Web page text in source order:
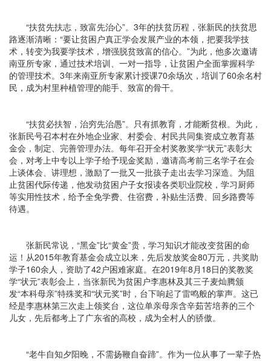
“扶贫先扶志，致富先治心”。3年的扶贫历程，张新民的扶贫思
路逐渐清晰：“要让贫困户真正学会发展产业的本领，把要我学技
术，转变为我要学技术，增强脱贫致富的信心。”为此，他多次邀请
南亚所专家，通过技术培训、一对一指导，让贫困户全面掌握科学
的管理技术。3年来南亚所专家累计授课70余场次，培训了60余名村
民，成为村里种植管理的能手、致富的骨干。
“扶贫必扶智，治穷先治愚”。只有抓教育，才能断贫根。为此，
张新民号召本村在外地企业家、村委会、村民共同集资成立教育基
金会，制定、完善管理办法。每年召开全村奖教奖学“状元”表彰大
会，对考上中专以上学子给予现金奖励，邀请高考前三名学子在会
上谈体会、讲理想，激励了一批又一批孩子走出去学习深造。为阻
止贫困代际传递，他发动贫困户子女报读各类职业院校，学习厨师
等实用性技术，给予全免学费、住宿费，补贴生活费、回乡路费等
待遇。
张新民常说，“黑金”比“黄金”贵，学习知识才能改变贫困的命
运！从2015年教育基金会成立以来，先后发放奖金80万元，共奖助
学子160余人，资助了42户困难家庭。在2019年8月18日的奖教奖
学“状元”表彰会上，当张新民为贫困户李惠林及其三子麦灿腾颁
发“本科母亲”特殊奖和“状元奖”时，台下响起了雷鸣般的掌声。这已
经是李惠林第三次走上领奖台，这位单亲母亲含辛茹苦培养的三个
儿女，先后都考上了广东省的高校，成为全村人的骄傲。
“老牛自知夕阳晚，不需扬鞭自奋蹄”。作为一位从事了一辈子热